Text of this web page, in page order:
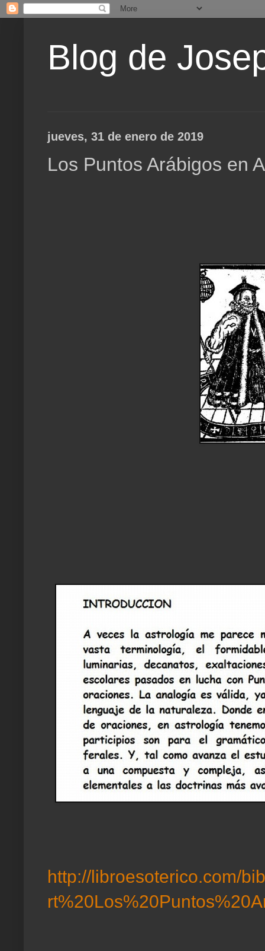
Blog de
jueves, 31 de enero de 2019
Los Puntos Arábigos en
http://libroesoterico.com/